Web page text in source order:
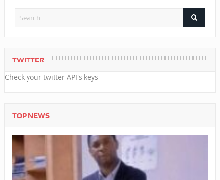
TWITTER
Check your twitter API's keys
TOP NEWS